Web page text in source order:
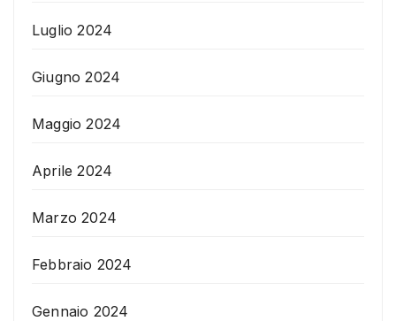
Luglio 2024
Giugno 2024
Maggio 2024
Aprile 2024
Marzo 2024
Febbraio 2024
Gennaio 2024